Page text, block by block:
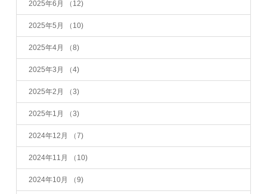
2025年6月 （12)
2025年5月 （10)
2025年4月 （8)
2025年3月 （4)
2025年2月 （3)
2025年1月 （3)
2024年12月 （7)
2024年11月 （10)
2024年10月 （9)